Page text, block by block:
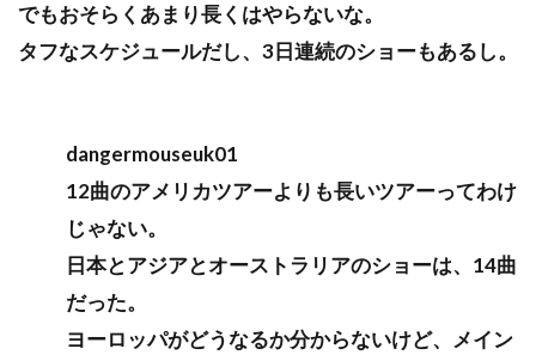
でもおそらくあまり長くはやらないな。
タフなスケジュールだし、3日連続のショーもあるし。
dangermouseuk01
12曲のアメリカツアーよりも長いツアーってわけ
じゃない。
日本とアジアとオーストラリアのショーは、14曲
だった。
ヨーロッパがどうなるか分からないけど、メイン